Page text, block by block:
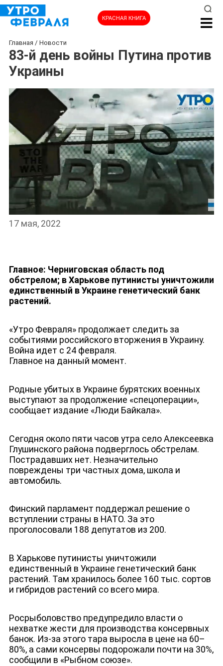
КРАСНАЯ КНИГА
Главная / Новости
83-й день войны Путина против
Украины
17 мая, 2022
Главное: Черниговская область под
обстрелом; в Харькове путинисты уничтожили
единственный в Украине генетический банк
растений.
«Утро Февраля» продолжает следить за
событиями российского вторжения в Украину.
Война идет с 24 февраля.
Главное на данный момент.
Родные убитых в Украине бурятских военных
выступают за продолжение «спецоперации»,
сообщает издание «Люди Байкала».
Сегодня около пяти часов утра село Алексеевка
Глушинского района подверглось обстрелам.
Пострадавших нет. Незначительно
повреждены три частных дома, школа и
автомобиль.
Финский парламент поддержал решение о
вступлении страны в НАТО. За это
проголосовали 188 депутатов из 200.
В Харькове путинисты уничтожили
единственный в Украине генетический банк
растений. Там хранилось более 160 тыс. сортов
и гибридов растений со всего мира.
Росрыболовство предупредило власти о
нехватке жести для производства консервных
банок. Из-за этого тара выросла в цене на 60–
80%, а сами консервы подорожали почти на 30%,
сообщили в «Рыбном союзе».